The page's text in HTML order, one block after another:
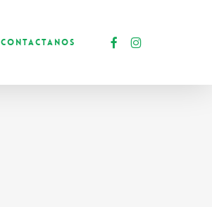
Contactanos facebook
instagram